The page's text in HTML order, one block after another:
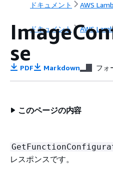
ドキュメント AWS
ドキュメント AWS
se
PDF Markdown フォ
このページの内容
レスポンスです。